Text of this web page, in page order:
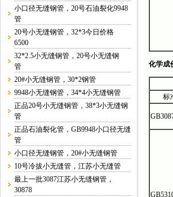
小口径无缝钢管，20号石油裂化9948
管
20号小无缝钢管，32*3今日价格
6500
32*2.5小无缝钢管，20号小无缝钢
管
20#小无缝钢管，30*2钢管
9948小无缝钢管，34*4小无缝钢管
正品20号小无缝钢管，38*3小无缝钢
管
正品石油裂化管，GB9948小口径无缝
管
小口径无缝钢管，20#小无缝钢管
10号冷拔小无缝管，江苏小无缝管
最上一批3087江苏小无缝钢管，
30878
化学成
标